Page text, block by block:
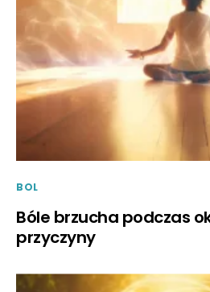
BOL
Bóle brzucha podczas
przyczyny